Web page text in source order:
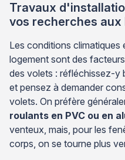
Travaux
vos recherches aux
Les conditions climatiques
logement sont des
des volets : réfléchissez-y
et pensez à demander
volets. On préfère
roulants en PVC ou en
venteux, mais, pour les
corps, on se tourne plus